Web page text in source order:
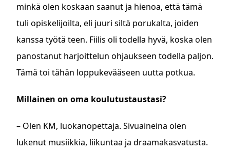
minkä olen koskaan saanut ja hienoa, että tämä
tuli opiskelijoilta, eli juuri siltä porukalta, joiden
kanssa työtä teen. Fiilis oli todella hyvä, koska olen
panostanut harjoittelun ohjaukseen todella paljon.
Tämä toi tähän loppukevääseen uutta potkua.
Millainen on oma koulutustaustasi?
– Olen KM, luokanopettaja. Sivuaineina olen
lukenut musiikkia, liikuntaa ja draamakasvatusta.